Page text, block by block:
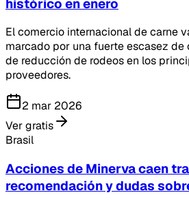
histórico en enero
El comercio internacional de carne
marcado por una fuerte escasez de
de reducción de rodeos en los
proveedores.
2 mar 2026
Ver gratis
Brasil
Acciones de Minerva caen
recomendación y dudas